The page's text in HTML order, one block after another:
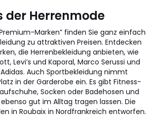
der Herrenmode
Marken” finden Sie ganz einfach
zu attraktiven Preisen. Entdecken
die Herrenbekleidung anbieten, wie
Levi’s und Kaporal, Marco Serussi und
Auch Sportbekleidung nimmt
in der Garderobe ein. Es gibt Fitness-
Socken oder Badehosen und
gut im Alltag tragen lassen. Die
in Roubaix in Nordfrankreich entworfen.